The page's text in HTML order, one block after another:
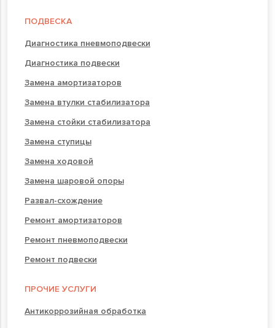
ПОДВЕСКА
Диагностика пневмоподвески
Диагностика подвески
Замена амортизаторов
Замена втулки стабилизатора
Замена стойки стабилизатора
Замена ступицы
Замена ходовой
Замена шаровой опоры
Развал-схождение
Ремонт амортизаторов
Ремонт пневмоподвески
Ремонт подвески
ПРОЧИЕ УСЛУГИ
Антикоррозийная обработка